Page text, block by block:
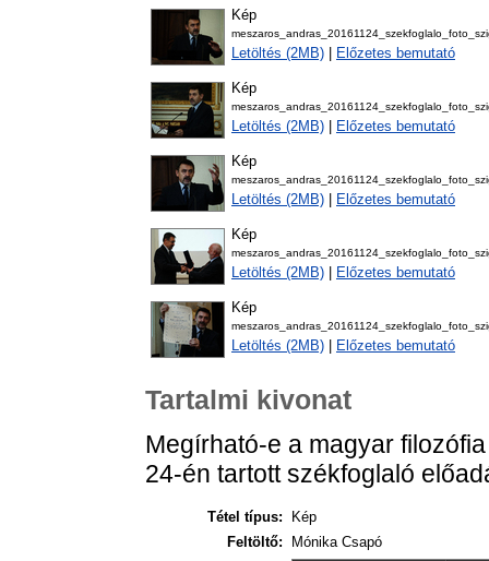
Kép
Letöltés (2MB) Előzetes bemutató
Kép
Letöltés (2MB) Előzetes bemutató
Kép
Letöltés (2MB) Előzetes bemutató
Kép
Letöltés (2MB) Előzetes bemutató
Kép
Letöltés (2MB) Előzetes bemutató
Tartalmi kivonat
Megírható-e a magyar
24-én tartott székfoglaló
Tétel típus:
Kép
Feltöltő:
Mónika Csapó